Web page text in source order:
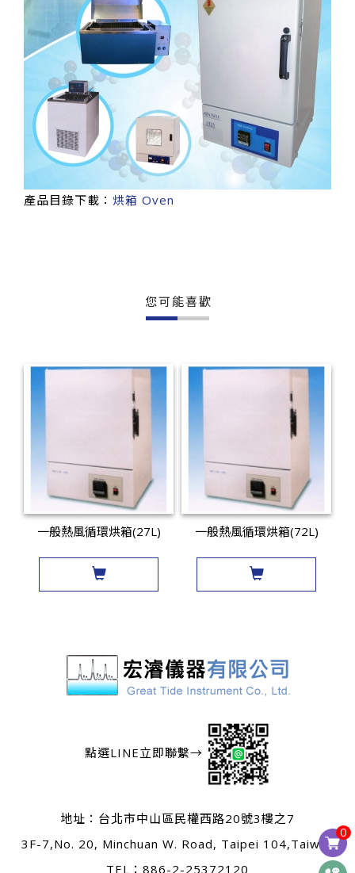
0
產品目錄下載： 烘箱 Oven
您可能喜歡
一般熱風循環烘箱(27L) 一般熱風循環烘箱(72L)
點選LINE立即聯繫→
地址： 台北市中山區民權西路20號3樓之7
3F-7,No. 20, Minchuan W. Road, Taipei 104,Taiwan
TEL： 886-2-25372120